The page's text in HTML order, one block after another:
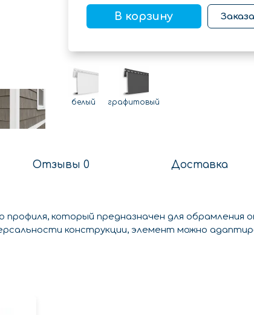
В корзину
белый графитовый
Отзывы 0 Доставка
который предназначен для обрамления
конструкции, элемент можно